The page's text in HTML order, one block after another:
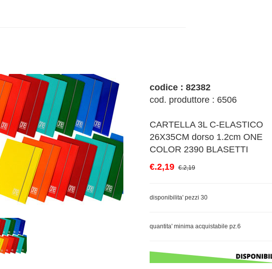
codice : 82382
cod. produttore : 6506
CARTELLA 3L C-ELASTICO
26X35CM dorso 1.2cm ONE
COLOR 2390 BLASETTI
€.2,19 €.2,19
disponibilita' pezzi 30
quantita' minima acquistabile pz.6